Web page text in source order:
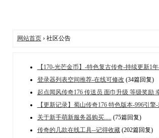
网站首页› 社区公告
【170-光芒金币】-特色复古传奇-持续更新1
登录器列表空间推荐-在线可修改 (34篇回复)
起点闻风传奇176 传送员 面巾升级 等级奖励
【更新记录】蜀山传奇176 特色版本-996引
关于新手萌新服务器购买..... (75篇回复)
传奇的几款在线工具--记得收藏(202篇回复)